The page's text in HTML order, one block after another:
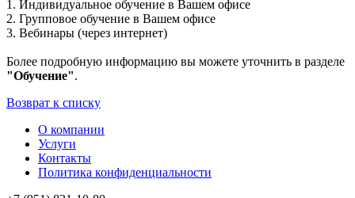
1. Индивидуальное обучение в Вашем офисе
2. Групповое обучение в Вашем офисе
3. Вебинары (через интернет)
Более подробную информацию вы можете уточнить в разделе
"Обучение".
Возврат к списку
О компании
Услуги
Контакты
Политика конфиденциальности